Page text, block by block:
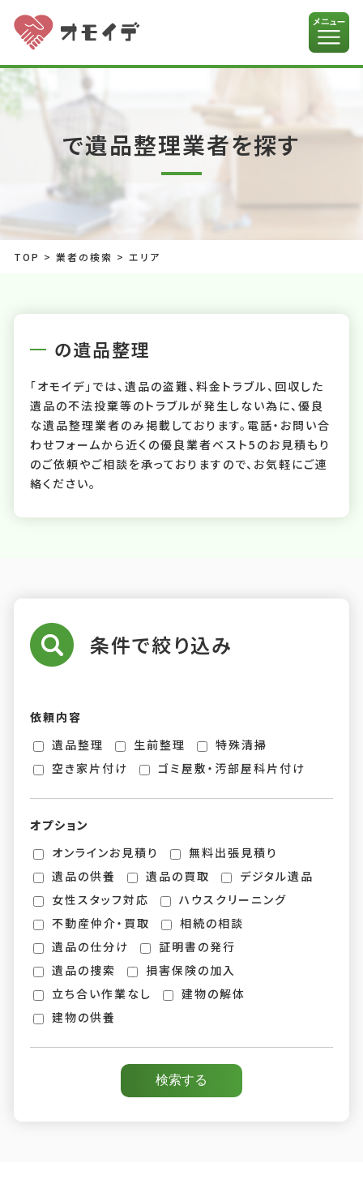
で遺品整理業者を探す
TOP > 業者の検索 > エリア
の遺品整理
「オモイデ」では、遺品の盗難、料金トラブル、回収した
遺品の不法投棄等のトラブルが発生しない為に、優良
な遺品整理業者のみ掲載しております。電話・お問い合
わせフォームから近くの優良業者ベスト5のお見積もり
のご依頼やご相談を承っておりますので、お気軽にご連
絡ください。
条件で絞り込み
依頼内容
遺品整理
生前整理
特殊清掃
空き家片付け
ゴミ屋敷・汚部屋科片付け
オプション
オンラインお見積り
無料出張見積り
遺品の供養
遺品の買取
デジタル遺品
女性スタッフ対応
ハウスクリーニング
不動産仲介・買取
相続の相談
遺品の仕分け
証明書の発行
遺品の捜索
損害保険の加入
立ち合い作業なし
建物の解体
建物の供養